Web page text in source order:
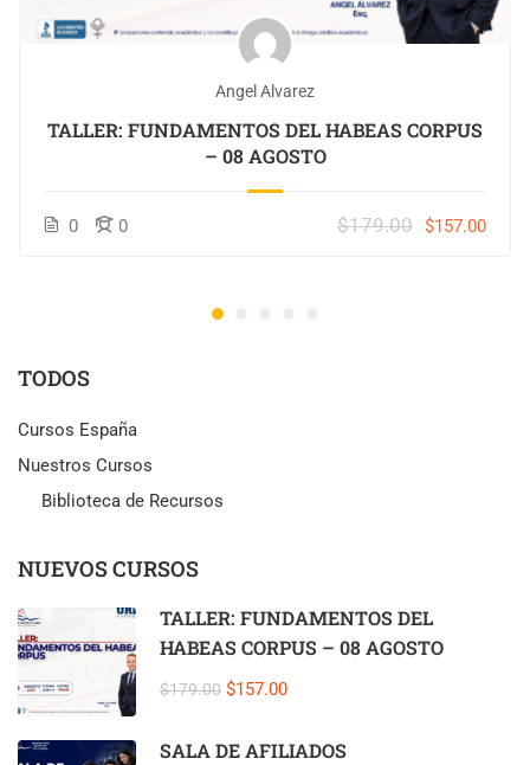
Angel Alvarez
TALLER: FUNDAMENTOS DEL HABEAS CORPUS
– 08 AGOSTO
0 0 $179.00 $157.00
TODOS
Cursos España
Nuestros Cursos
Biblioteca de Recursos
NUEVOS CURSOS
TALLER: FUNDAMENTOS DEL
HABEAS CORPUS – 08 AGOSTO
$179.00 $157.00
SALA DE AFILIADOS